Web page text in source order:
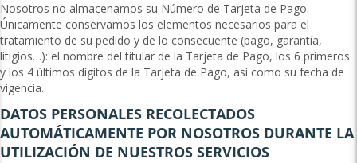
Nosotros no almacenamos su Número de Tarjeta de Pago.
Únicamente conservamos los elementos necesarios para el
tratamiento de su pedido y de lo consecuente (pago, garantía,
litigios…): el nombre del titular de la Tarjeta de Pago, los 6 primeros
y los 4 últimos dígitos de la Tarjeta de Pago, así como su fecha de
vigencia.
DATOS PERSONALES RECOLECTADOS
AUTOMÁTICAMENTE POR NOSOTROS DURANTE LA
UTILIZACIÓN DE NUESTROS SERVICIOS